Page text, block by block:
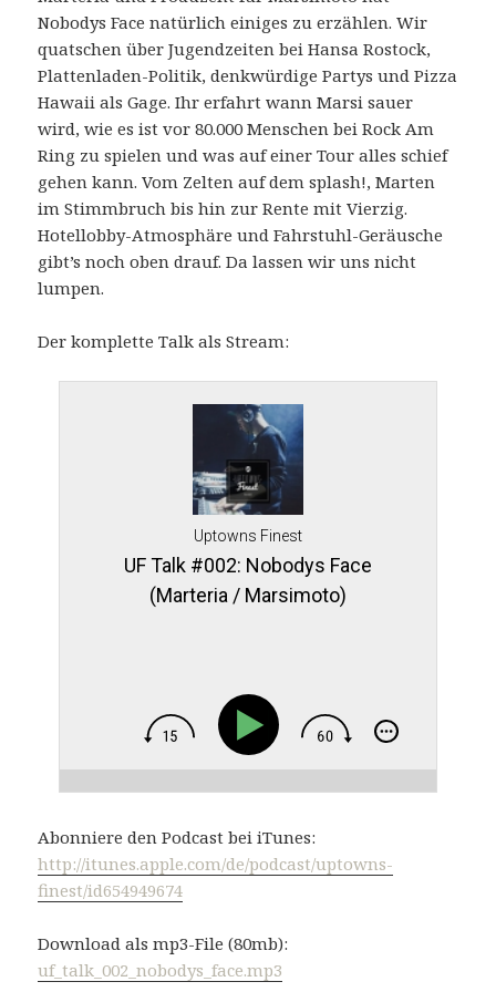
Nobodys Face natürlich einiges zu erzählen. Wir
quatschen über Jugendzeiten bei Hansa Rostock,
Plattenladen-Politik, denkwürdige Partys und Pizza
Hawaii als Gage. Ihr erfahrt wann Marsi sauer
wird, wie es ist vor 80.000 Menschen bei Rock Am
Ring zu spielen und was auf einer Tour alles schief
gehen kann. Vom Zelten auf dem splash!, Marten
im Stimmbruch bis hin zur Rente mit Vierzig.
Hotellobby-Atmosphäre und Fahrstuhl-Geräusche
gibt’s noch oben drauf. Da lassen wir uns nicht
lumpen.
Der komplette Talk als Stream:
Uptowns Finest
UF Talk #002: Nobodys Face
(Marteria / Marsimoto)
Abonniere den Podcast bei iTunes:
http://itunes.apple.com/de/podcast/uptowns-
finest/id654949674
Download als mp3-File (80mb):
uf_talk_002_nobodys_face.mp3